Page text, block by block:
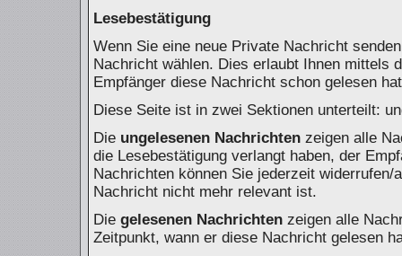
Lesebestätigung
Wenn Sie eine neue Private Nachricht
Nachricht wählen. Dies erlaubt Ihnen mittels
Empfänger diese Nachricht schon gelesen
Diese Seite ist in zwei Sektionen unterteilt:
Die ungelesenen Nachrichten zeigen alle
die Lesebestätigung verlangt haben, der
Nachrichten können Sie jederzeit
Nachricht nicht mehr relevant ist.
Die gelesenen Nachrichten zeigen alle
Zeitpunkt, wann er diese Nachricht gelesen